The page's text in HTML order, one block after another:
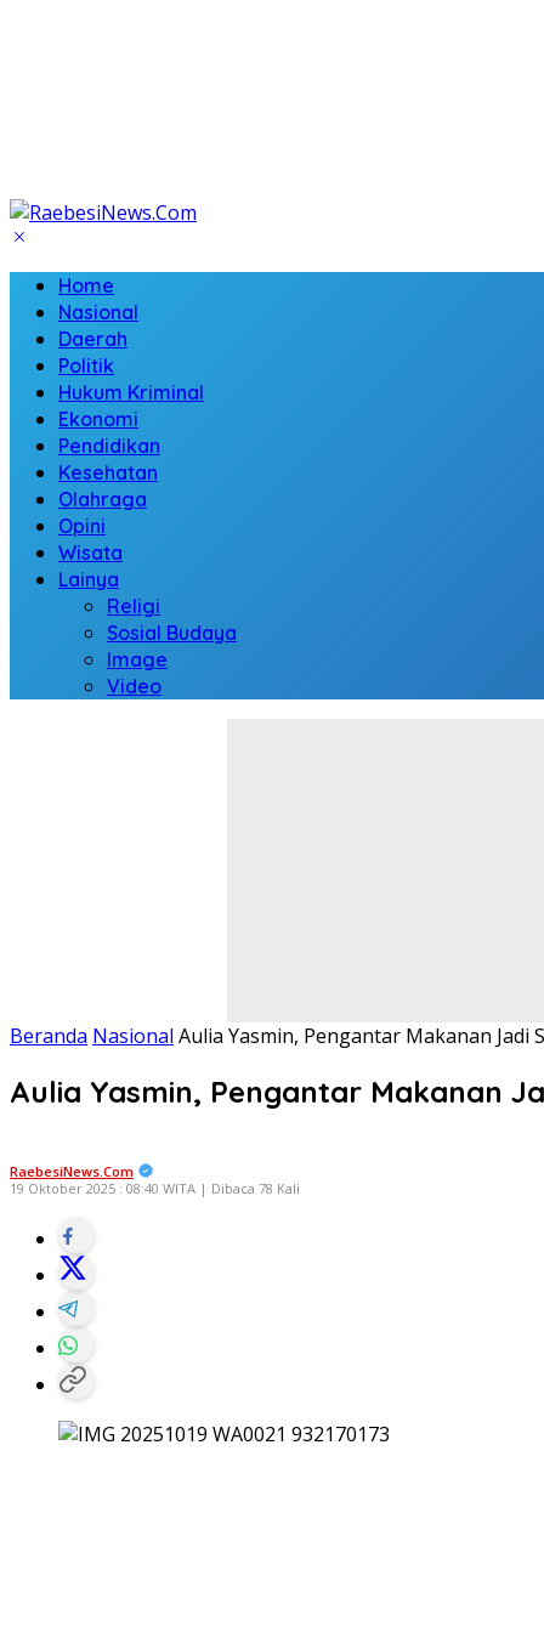
Home
Nasional
Daerah
Politik
Hukum Kriminal
Ekonomi
Pendidikan
Kesehatan
Olahraga
Opini
Wisata
Lainya
Religi
Sosial Budaya
Image
Video
Beranda Nasional Aulia Yasmin, Pengantar Makanan
Aulia Yasmin, Pengantar Makanan
RaebesiNews.Com
19 Oktober 2025 : 08:40 WITA | Dibaca 78 Kali